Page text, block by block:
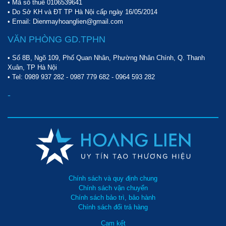
biệt là Hà Nội, thành phố Hồ Chí Minh sẽ được áp dụng chính
sách vận chuyển miễn phí.
800RT. Sản phẩm được phân phối chính hãng tại
Liang Chi hoặc các loại thiết bị công nghiệp khác vui lòng liên hệ
đến hotline 0989 937 282
• Mã số thuế 0106539641
• Do Sở KH và ĐT TP Hà Nội cấp ngày 16/05/2014
• Email: Dienmayhoanglien@gmail.com
VĂN PHÒNG GD.TPHN
• Số 8B, Ngõ 109, Phố Quan Nhân, Phường Nhân Chính, Q. Thanh
Xuân, TP Hà Nội
• Tel: 0989 937 282 - 0987 779 682 - 0964 593 282
-
Chính sách và quy định chung
Chính sách vận chuyển
Chính sách bảo trì, bảo hành
Chính sách đổi trả hàng
Cam kết